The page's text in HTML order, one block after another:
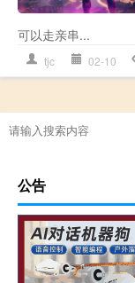
可以走亲串...
tjc 02-10
公告